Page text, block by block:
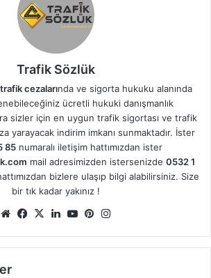
Trafik Sözlük
trafik cezalarında ve sigorta hukuku alanında
ücretli hukuki danışmanlık
sizler için en uygun trafik sigortası ve trafik
yarayacak indirim imkanı sunmaktadır. İster
85numaralı iletişim hattımızdan ister
mail adresimizden istersenizde 0532 1
bizlere ulaşıp bilgi alabilirsiniz. Size
bir tık kadar yakınız !
Web Facebook
X LinkedIn
YouTubePinterest